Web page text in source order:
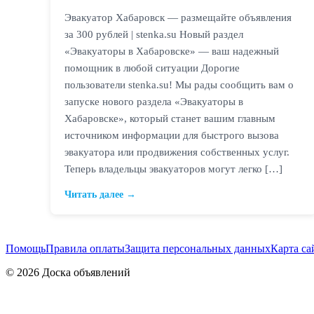
Эвакуатор Хабаровск — размещайте объявления
за 300 рублей | stenka.su Новый раздел
«Эвакуаторы в Хабаровске» — ваш надежный
помощник в любой ситуации Дорогие
пользователи stenka.su! Мы рады сообщить вам о
запуске нового раздела «Эвакуаторы в
Хабаровске», который станет вашим главным
источником информации для быстрого вызова
эвакуатора или продвижения собственных услуг.
Теперь владельцы эвакуаторов могут легко […]
Читать далее →
ПомощьПравила оплатыЗащита персональных данныхКарта
© 2026 Доска объявлений